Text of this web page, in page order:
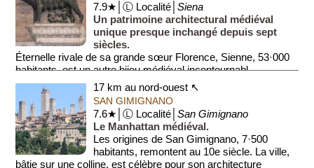
7.9★│Ⓛ Localité│Siena
Un patrimoine architectural médiéval
unique presque inchangé depuis sept
siècles.
Éternelle rivale de sa grande sœur Florence, Sienne, 53·000
habitants, est un autre bijou médiéval incontournabl...
17 km au nord-ouest ↖
SAN GIMIGNANO
7.6★│Ⓛ Localité│San Gimignano
Le Manhattan médiéval.
Les origines de San Gimignano, 7·500
habitants, remontent au 10e siècle. La ville,
bâtie sur une colline, est célèbre pour son architecture